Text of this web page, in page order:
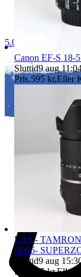
5.0
Canon EF-S 18-
Sluttid9 aug
Pris:595 kr,Eller
LÄS -
B016-
Sluttid9 aug
Pris:
795 kr,Eller